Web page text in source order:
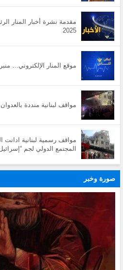
2025
موقع المنار الإلكتروني…
مواقف لبنانية منددة
مواقف رسمية لبنانية ادانت
المجتمع الدولي لجم
صورة وخبر